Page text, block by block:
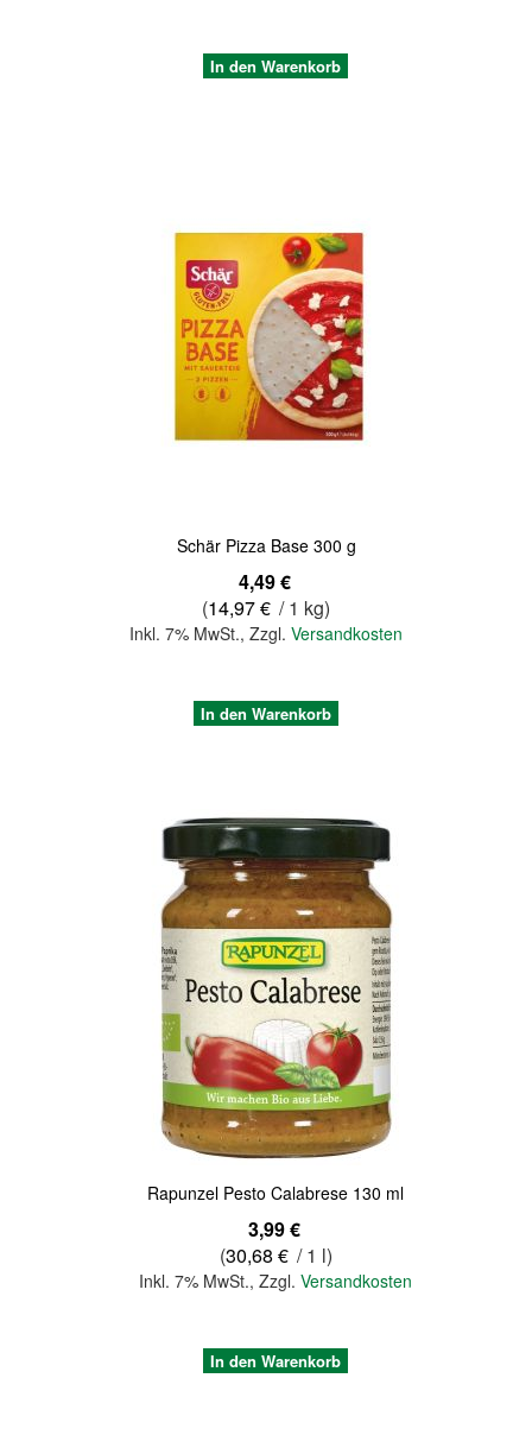
In den Warenkorb
Schär Pizza Base 300 g
4,49 €
(14,97 € / 1 kg)
Inkl. 7% MwSt., Zzgl. Versandkosten
In den Warenkorb
Rapunzel Pesto Calabrese 130 ml
3,99 €
(30,68 € / 1 l)
Inkl. 7% MwSt.,Zzgl.Versandkosten
In den Warenkorb